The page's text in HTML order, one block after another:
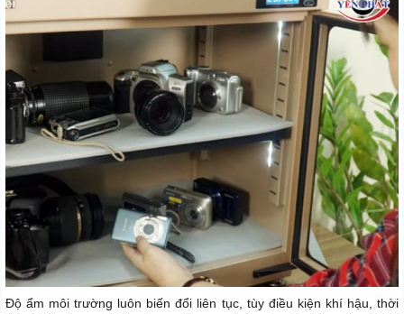
Độ ẩm môi trường luôn biến đổi liên tục, tùy điều kiện khí hậu, thời